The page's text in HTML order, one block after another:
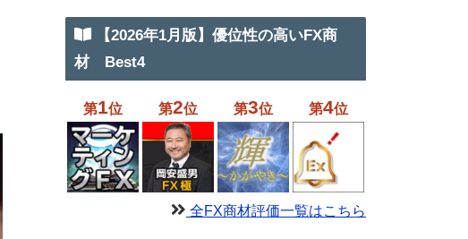
【2026年1月版】優位性の高いFX商
材 Best4
第1位 第2位 第3位 第4位
全FX商材評価一覧はこちら